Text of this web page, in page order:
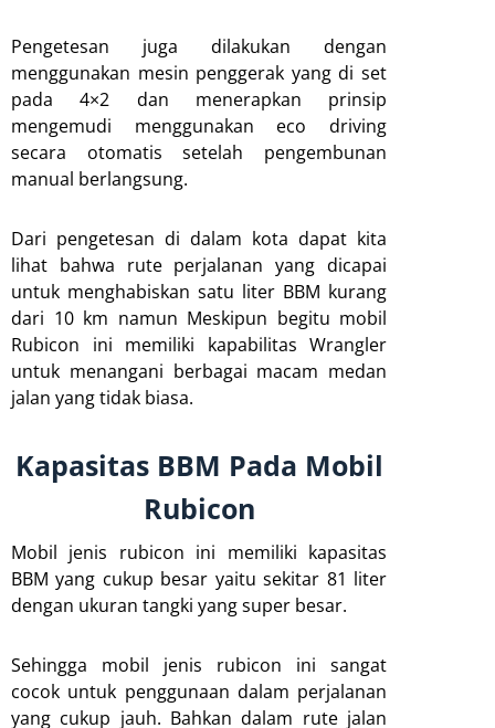
Pengetesan juga dilakukan dengan
menggunakan mesin penggerak yang di set
pada 4×2 dan menerapkan prinsip
mengemudi menggunakan eco driving
secara otomatis setelah pengembunan
manual berlangsung.
Dari pengetesan di dalam kota dapat kita
lihat bahwa rute perjalanan yang dicapai
untuk menghabiskan satu liter BBM kurang
dari 10 km namun Meskipun begitu mobil
Rubicon ini memiliki kapabilitas Wrangler
untuk menangani berbagai macam medan
jalan yang tidak biasa.
Kapasitas BBM Pada Mobil
Rubicon
Mobil jenis rubicon ini memiliki kapasitas
BBM yang cukup besar yaitu sekitar 81 liter
dengan ukuran tangki yang super besar.
Sehingga mobil jenis rubicon ini sangat
cocok untuk penggunaan dalam perjalanan
yang cukup jauh. Bahkan dalam rute jalan